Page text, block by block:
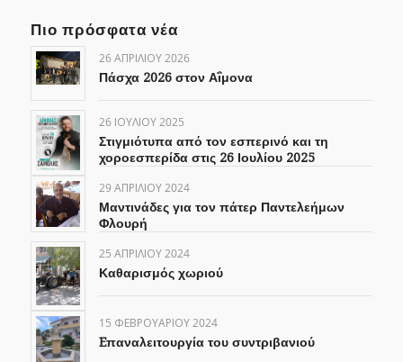
Πιο πρόσφατα νέα
26 ΑΠΡΙΛΊΟΥ 2026
Πάσχα 2026 στον Αΐμονα
26 ΙΟΥΛΊΟΥ 2025
Στιγμιότυπα από τον εσπερινό και τη
χοροεσπερίδα στις 26 Ιουλίου 2025
29 ΑΠΡΙΛΊΟΥ 2024
Μαντινάδες για τον πάτερ Παντελεήμων
Φλουρή
25 ΑΠΡΙΛΊΟΥ 2024
Καθαρισμός χωριού
15 ΦΕΒΡΟΥΑΡΊΟΥ 2024
Eπαναλειτουργία του συντριβανιού